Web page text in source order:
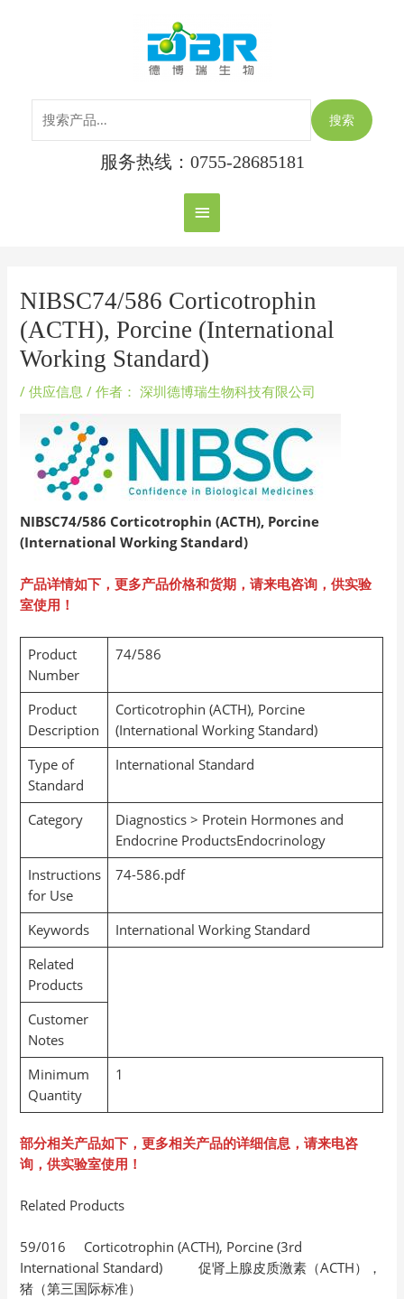
主
菜
单
搜索
服务热线：0755-28685181
NIBSC74/586 Corticotrophin
(ACTH), Porcine (International
Working Standard)
/供应信息 / 作者： 深圳德博瑞生物科技有限公司
NIBSC74/586 Corticotrophin (ACTH), Porcine
(International Working Standard)
产品详情如下，更多产品价格和货期，请来电咨询，供实验
室使用！
Product
Number
74/586
Product
Description
Corticotrophin (ACTH), Porcine
(International Working Standard)
Type of
Standard
International Standard
Category
Diagnostics > Protein Hormones and
Endocrine ProductsEndocrinology
Instructions
for Use
74-586.pdf
Keywords
International Working Standard
Related
Products
Customer
Notes
Minimum
Quantity
1
部分相关产品如下，更多相关产品的详细信息，请来电咨
询，供实验室使用！
Related Products
59/016 Corticotrophin (ACTH), Porcine (3rd
International Standard) 促肾上腺皮质激素（ACTH），
猪（第三国际标准）